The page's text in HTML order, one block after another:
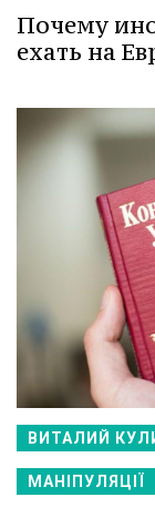
Почему
ехать на
ВИТАЛИЙ
МАНІПУЛЯЦІЇ